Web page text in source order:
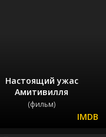
Настоящий ужас
Амитивилля
(фильм)